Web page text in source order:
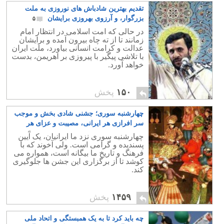
دهد؟
۲۶
تقدیم بهترین شادباش های نوروزی به ملت
بزرگوار، و آرزوی بهروزی برایشان
۵
در حالی که امت اسلامی در انتظار امام
زمانند تا از ته چاه بیرون آمده و برایشان
عدالت و کرامت انسانی بیاورد، ملت ایران
با تلاشی پیگیر با پیروزی بر اهریمن، بدست
خواهد آورد.
۱۵۰ پخش
چهارشنبه سوری؛ جشنی شادی بخش و موجب
سر افرازی هر ایرانی، مصیبت و عزای هر
آخوند
چهارشنبه سوری نزد ما ایرانیان، یک آَیین
پسندیده و گرامی است. ولی آخوند که با
فرهنگ و تاریخ ما بیگانه است، همواره می
کوشد تا از برگزاری این جشن ها جلوگیری
کند.
۱۴۵۹ پخش
چه باید کرد تا به یک همبستگی و اتحاد ملی